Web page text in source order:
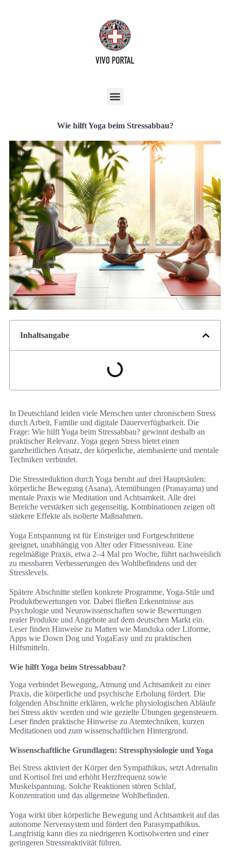
Wie hilft Yoga beim Stressabbau?
Inhaltsangabe
In Deutschland leiden viele Menschen unter chronischem Stress
durch Arbeit, Familie und digitale Dauerverfügbarkeit. Die
Frage: Wie hilft Yoga beim Stressabbau? gewinnt deshalb an
praktischer Relevanz. Yoga gegen Stress bietet einen
ganzheitlichen Ansatz, der körperliche, atembasierte und mentale
Techniken verbindet.
Die Stressreduktion durch Yoga beruht auf drei Hauptsäulen:
körperliche Bewegung (Asana), Atemübungen (Pranayama) und
mentale Praxis wie Meditation und Achtsamkeit. Alle drei
Bereiche verstärken sich gegenseitig. Kombinationen zeigen oft
stärkere Effekte als isolierte Maßnahmen.
Yoga Entspannung ist für Einsteiger und Fortgeschrittene
geeignet, unabhängig von Alter oder Fitnessniveau. Eine
regelmäßige Praxis, etwa 2–4 Mal pro Woche, führt nachweislich
zu messbaren Verbesserungen des Wohlbefindens und der
Stresslevels.
Spätere Abschnitte stellen konkrete Programme, Yoga-Stile und
Produktbewertungen vor. Dabei fließen Erkenntnisse aus
Psychologie und Neurowissenschaften sowie Bewertungen
realer Produkte und Angebote auf dem deutschen Markt ein.
Leser finden Hinweise zu Matten wie Manduka oder Liforme,
Apps wie Down Dog und YogaEasy und zu praktischen
Hilfsmitteln.
Wie hilft Yoga beim Stressabbau?
Yoga verbindet Bewegung, Atmung und Achtsamkeit zu einer
Praxis, die körperliche und psychische Erholung fördert. Die
folgenden Abschnitte erklären, welche physiologischen Abläufe
bei Stress aktiv werden und wie gezielte Übungen gegensteuern.
Leser finden praktische Hinweise zu Atemtechniken, kurzen
Meditationen und zum wissenschaftlichen Hintergrund.
Wissenschaftliche Grundlagen: Stressphysiologie und Yoga
Bei Stress aktiviert der Körper den Sympathikus, setzt Adrenalin
und Kortisol frei und erhöht Herzfrequenz sowie
Muskelspannung. Solche Reaktionen stören Schlaf,
Konzentration und das allgemeine Wohlbefinden.
Yoga wirkt über körperliche Bewegung und Achtsamkeit auf das
autonome Nervensystem und fördert den Parasympathikus.
Langfristig kann dies zu niedrigeren Kortisolwerten und einer
geringeren Stressreaktivität führen.